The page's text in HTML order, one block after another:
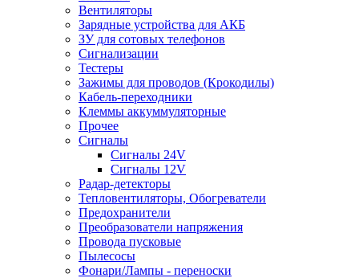
Вентиляторы
Зарядные устройства для АКБ
ЗУ для сотовых телефонов
Сигнализации
Тестеры
Зажимы для проводов (Крокодилы)
Кабель-переходники
Клеммы аккуммуляторные
Прочее
Сигналы
Сигналы 24V
Сигналы 12V
Радар-детекторы
Тепловентиляторы, Обогреватели
Предохранители
Преобразователи напряжения
Провода пусковые
Пылесосы
Фонари/Лампы - переноски